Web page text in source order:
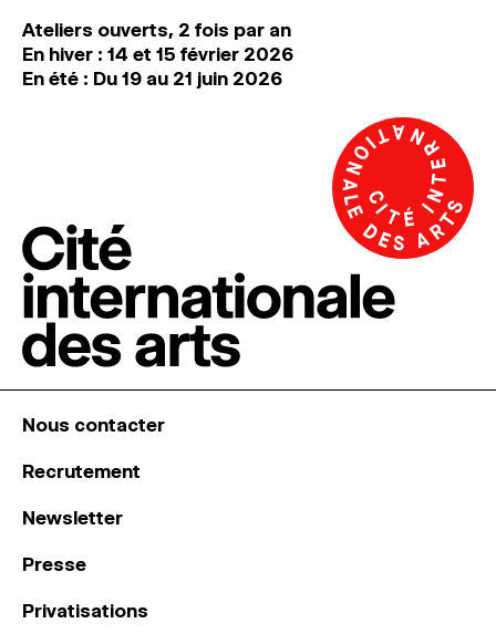
Ateliers ouverts, 2 fois par an
En hiver : 14 et 15 février 2026
En été : Du 19 au 21 juin 2026
Nous contacter
Recrutement
Newsletter
Presse
Privatisations